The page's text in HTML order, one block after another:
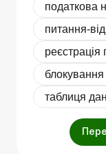
податкова
питання-
реєстрація
блокування
таблиця